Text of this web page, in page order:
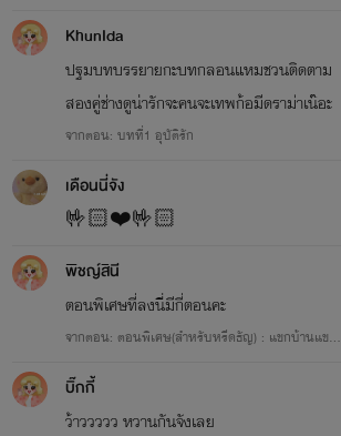
KhunIda
ปฐมบทบรรยายกะบทกลอนแหมชวนติดตาม
สองคู่ช่างดูน่ารักจะคนจะเทพก้อมีดราม่าเน๊อะ
จากตอน: บทที่1 อุบัติรัก
เดือนนี่จัง
🤟🏻❤️🤟🏻
พิชญ์สินี
ตอนพิเศษที่ลงนี่มีกี่ตอนคะ
จากตอน: ตอนพิเศษ(สำหรับหรีดธัญ) : แขกบ้านแขกเ
บิ๊กกี้
ว้าววววว หวานกันจังเลย